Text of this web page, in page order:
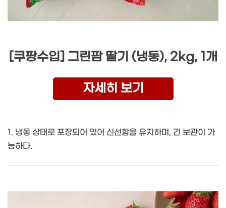
[쿠팡수입] 그린팜 딸기 (냉동), 2kg, 1개
자세히 보기
1. 냉동 상태로 포장되어 있어 신선함을 유지하며, 긴 보관이 가
능하다.